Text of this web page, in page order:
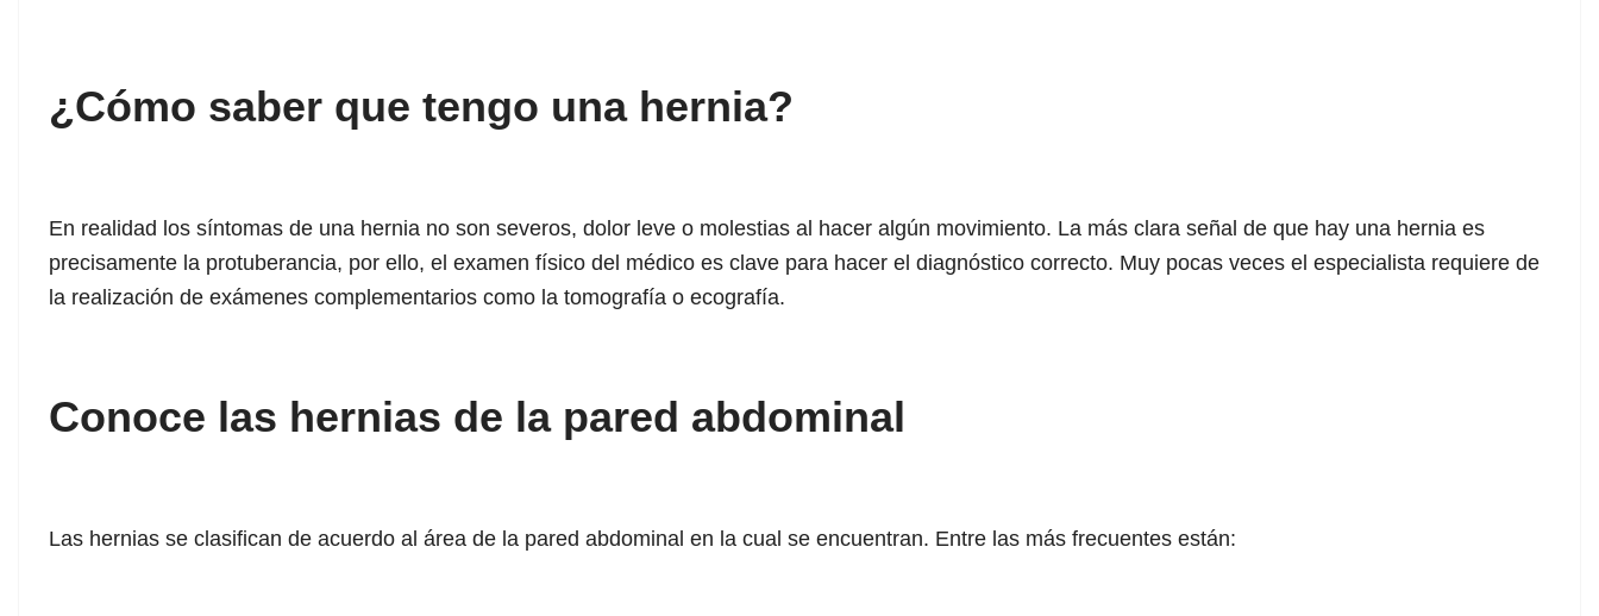
¿Cómo saber que tengo una hernia?
En realidad los síntomas de una hernia no son severos, dolor leve o molestias al hacer algún movimiento. La más clara señal de que hay una hernia es
precisamente la protuberancia, por ello, el examen físico del médico es clave para hacer el diagnóstico correcto. Muy pocas veces el especialista requiere de
la realización de exámenes complementarios como la tomografía o ecografía.
Conoce las hernias de la pared abdominal
Las hernias se clasifican de acuerdo al área de la pared abdominal en la cual se encuentran. Entre las más frecuentes están: